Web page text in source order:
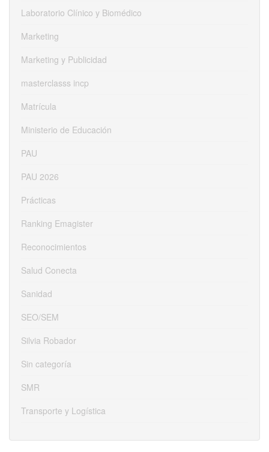
Laboratorio Clínico y Biomédico
Marketing
Marketing y Publicidad
masterclasss incp
Matrícula
Ministerio de Educación
PAU
PAU 2026
Prácticas
Ranking Emagister
Reconocimientos
Salud Conecta
Sanidad
SEO/SEM
Silvia Robador
Sin categoría
SMR
Transporte y Logística